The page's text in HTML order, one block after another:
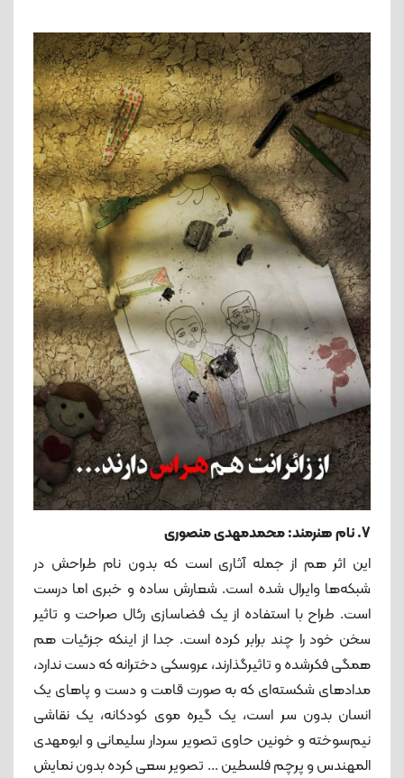
7. نام هنرمند: محمدمهدی منصوری
این اثر هم از جمله آثاری است که بدون نام طراحش در
شبکه‌ها وایرال شده است. شعارش ساده و خبری اما درست
است. طراح با استفاده از یک فضاسازی رئال صراحت و تاثیر
سخن خود را چند برابر کرده است. جدا از اینکه جزئیات هم
همگی فکرشده و تاثیرگذارند، عروسکی دخترانه که دست ندارد،
مدادهای شکسته‌ای که به صورت قامت و دست و پاهای یک
انسان بدون سر است، یک گیره موی کودکانه، یک نقاشی
نیم‌سوخته و خونین حاوی تصویر سردار سلیمانی و ابومهدی
المهندس و پرچم فلسطین ... تصویر سعی کرده بدون نمایش